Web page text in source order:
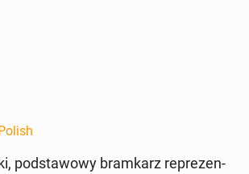
pod­sta­wowy bramkarz reprezen­